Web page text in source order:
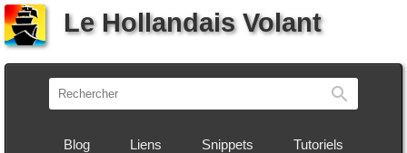
Le Hollandais Volant
Blog Liens Snippets Tutoriels